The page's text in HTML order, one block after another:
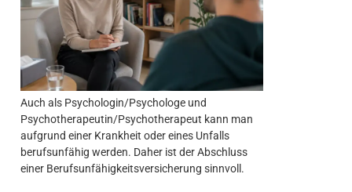
Auch als Psychologin/Psychologe und
Psychotherapeutin/Psychotherapeut kann man
aufgrund einer Krankheit oder eines Unfalls
berufsunfähig werden. Daher ist der Abschluss
einer Berufs­unfähigkeitsversicherung sinnvoll.